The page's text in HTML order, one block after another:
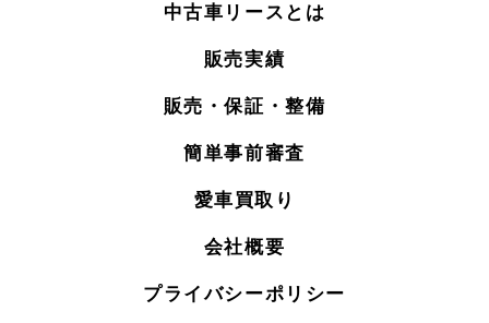
中古車リースとは
販売実績
販売・保証・整備
簡単事前審査
愛車買取り
会社概要
プライバシーポリシー